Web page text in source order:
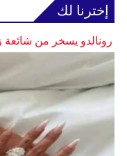
إخترنا لك
رونالدو يسخر من شائعة